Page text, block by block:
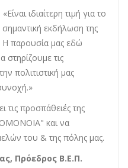
ιδιαίτερη τιμή για το
εκδήλωση της
Η παρουσία μας εδώ
στηρίζουμε τις
πολιτιστική μας
τις προσπάθειές της
και να
του & της πόλης μας.
Πρόεδρος Β.Ε.Π.